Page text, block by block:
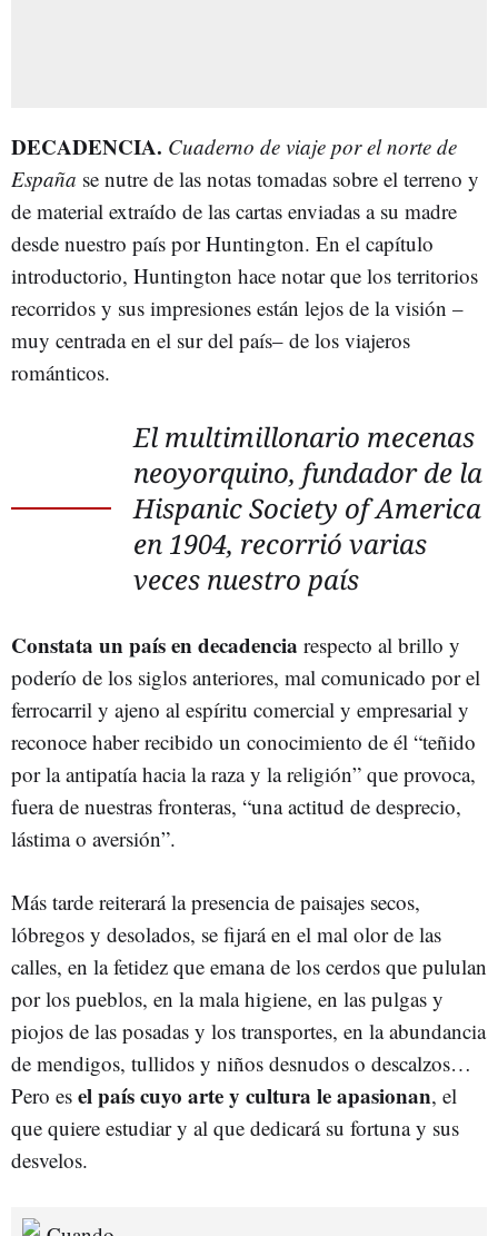
DECADENCIA. Cuaderno de viaje por el norte de
España se nutre de las notas tomadas sobre el terreno y
de material extraído de las cartas enviadas a su madre
desde nuestro país por Huntington. En el capítulo
introductorio, Huntington hace notar que los territorios
recorridos y sus impresiones están lejos de la visión –
muy centrada en el sur del país– de los viajeros
románticos.
El multimillonario mecenas
neoyorquino, fundador de la
Hispanic Society of America
en 1904, recorrió varias
veces nuestro país
Constata un país en decadencia respecto al brillo y
poderío de los siglos anteriores, mal comunicado por el
ferrocarril y ajeno al espíritu comercial y empresarial y
reconoce haber recibido un conocimiento de él “teñido
por la antipatía hacia la raza y la religión” que provoca,
fuera de nuestras fronteras, “una actitud de desprecio,
lástima o aversión”.
Más tarde reiterará la presencia de paisajes secos,
lóbregos y desolados, se fijará en el mal olor de las
calles, en la fetidez que emana de los cerdos que pululan
por los pueblos, en la mala higiene, en las pulgas y
piojos de las posadas y los transportes, en la abundancia
de mendigos, tullidos y niños desnudos o descalzos…
Pero es el país cuyo arte y cultura le apasionan, el
que quiere estudiar y al que dedicará su fortuna y sus
desvelos.